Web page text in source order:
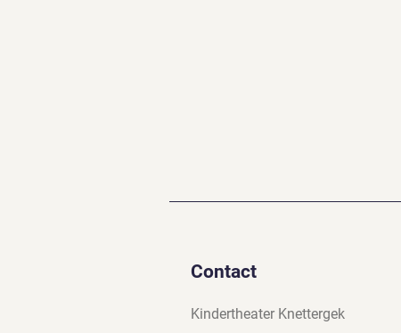
Contact
Kindertheater Knettergek